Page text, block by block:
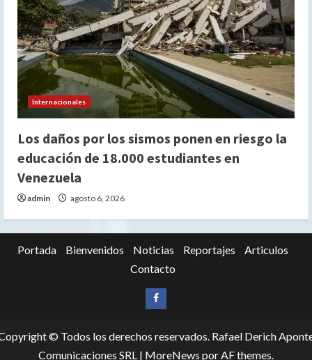
Internacionales
Los daños por los sismos ponen en riesgo la
educación de 18.000 estudiantes en
Venezuela
admin agosto 6, 2026
Portada Bienvenidos Noticias Reportajes
Articulos
Contacto
Siganos
Facebook
© Todos los derechos reservados. Rafael Derich
Comunicaciones SRL | MoreNews por AF themes.